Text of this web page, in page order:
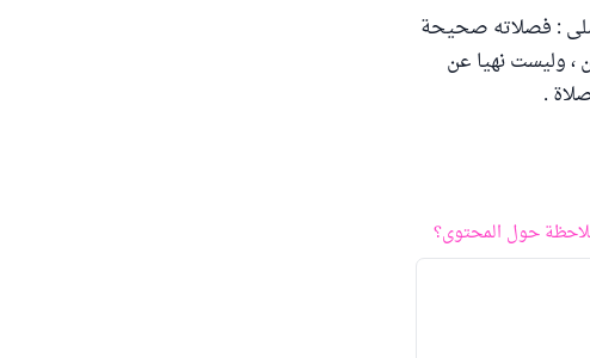
: فصلاته صحيحة
، وليست نهيا عن
.
حول المحتوى؟